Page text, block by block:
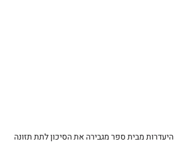
היעדרות מבית ספר מגבירה את הסיכון לתת תזונה